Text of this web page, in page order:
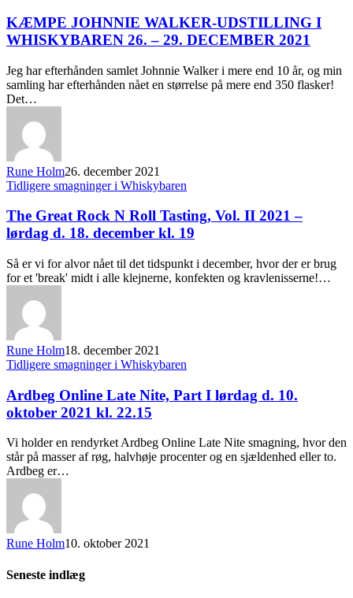
KÆMPE JOHNNIE WALKER-UDSTILLING I
WHISKYBAREN 26. – 29. DECEMBER 2021
Jeg har efterhånden samlet Johnnie Walker i mere end 10 år, og min
samling har efterhånden nået en størrelse på mere end 350 flasker!
Det…
Rune Holm26. december 2021
Tidligere smagninger i Whiskybaren
The Great Rock N Roll Tasting, Vol. II 2021 –
lørdag d. 18. december kl. 19
Så er vi for alvor nået til det tidspunkt i december, hvor der er brug
for et 'break' midt i alle klejnerne, konfekten og kravlenisserne!…
Rune Holm18. december 2021
Tidligere smagninger i Whiskybaren
Ardbeg Online Late Nite, Part I lørdag d. 10.
oktober 2021 kl. 22.15
Vi holder en rendyrket Ardbeg Online Late Nite smagning, hvor den
står på masser af røg, halvhøje procenter og en sjældenhed eller to.
Ardbeg er…
Rune Holm10. oktober 2021
Seneste indlæg